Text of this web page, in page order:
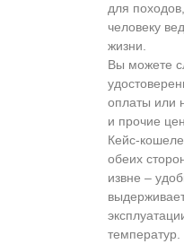
для
человеку
жизни.
Вы можете
оплаты или
и прочие
Кейс-
обеих
извне –